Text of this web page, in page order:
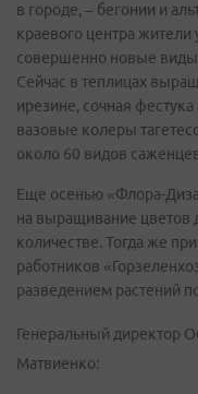
в городе, – бегонии и
краевого центра
совершенно новые
Сейчас в теплицах
ирезине, сочная
вазовые колеры
около 60 видов
Еще осенью «Флора-
на выращивание цветов
количестве. Тогда же
работников
разведением растений
Генеральный директор
Матвиенко: